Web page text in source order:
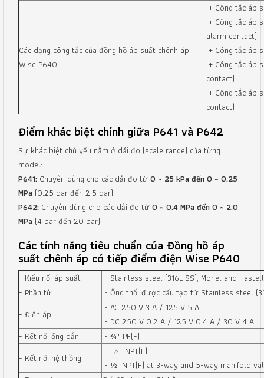
Các dạng công tắc của đồng hồ áp suất chênh áp
Wise P640
+ Công tắc áp
+ Công tắc áp
alarm contact)
+ Công tắc áp
+ Công tắc áp
contact)
+ Công tắc áp
contact)
Điểm khác biệt chính giữa P641 và P642
Sự khác biệt chủ yếu nằm ở dải đo (scale range) của từng
model:
P641: Chuyên dùng cho các dải đo từ0 ~ 25 kPa đến 0 ~ 0.25
MPa (0.25 bar đến 2.5 bar).
P642: Chuyên dùng cho các dải đo từ0 ~ 0.4 MPa đến 0 ~ 2.0
MPa (4 bar đến 20 bar)
Các tính năng tiêu chuẩn của Đồng hồ áp
suất chênh áp có tiếp điểm điện Wise P640
- Kiểu nối áp suất
- Stainless steel (316L SS), Monel and
- Phần tử
- Ống thổi được cấu tạo từ Stainless steel
- Điện áp
- AC 250 V 3 A / 125 V 5 A
- DC 250 V 0.2 A / 125 V 0.4 A / 30 V 4 A
- Kết nối ống dẫn
- ¾" PF(F)
- Kết nối hệ thồng
- ¼" NPT(F)
- ½" NPT(F) at 3-way and 5-way manifold